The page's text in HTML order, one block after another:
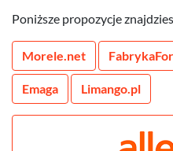
Poniższe propozycje
Morele.net
Emaga Limango.pl